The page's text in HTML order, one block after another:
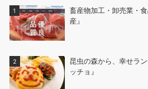
畜産物加工・卸売業・
産』
昆虫の森から、幸せラ
ッチョ』